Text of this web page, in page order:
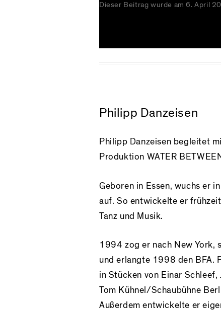
Dieser Beitrag wurde am 6. April
Philipp Danzeisen
Philipp Danzeisen begleitet
Produktion WATER
Geboren in Essen, wuchs er
auf. So entwickelte er
Tanz und Musik.
1994 zog er nach New York,
und erlangte 1998 den BFA.
in Stücken von Einar
Tom Kühnel/Schaubühne
Außerdem entwickelte er